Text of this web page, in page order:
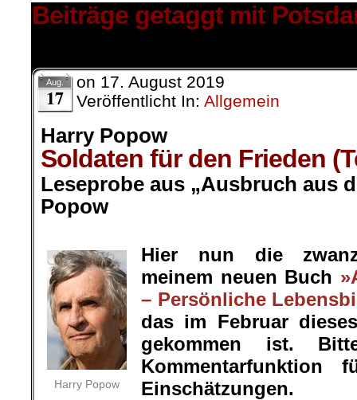
Beiträge getaggt mit
Aug.
17
on 17. August 2019
Veröffentlicht In: Allgemein
Harry Popow
Soldaten für den Frieden
Leseprobe aus „Ausbruch aus
Popow
Harry Popow
Hier nun die
meinem neuen Buch
– Persönliche
das im Februar
gekommen ist.
Einschätzungen.